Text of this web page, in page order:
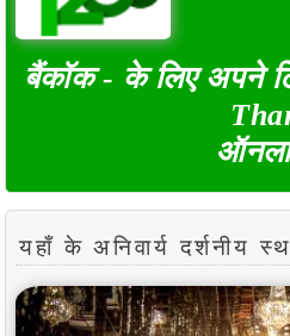
बैंकॉक - के लिए अपने
यहाँ के अनिवार्य